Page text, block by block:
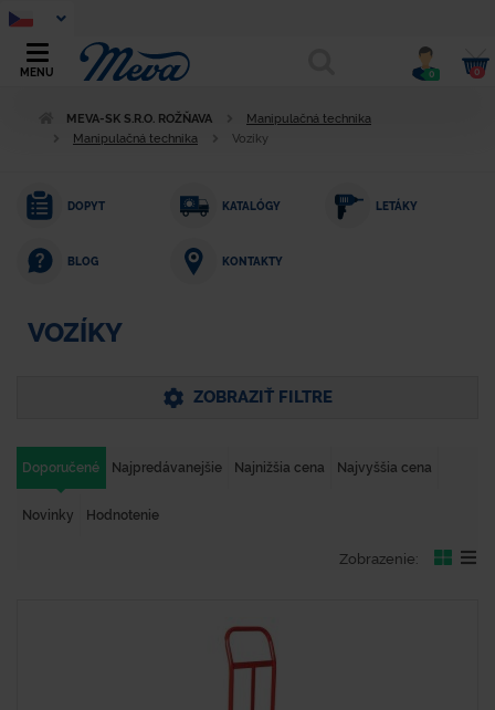
MENU 0 0
MEVA-SK S.R.O. ROŽŇAVA
Manipulačná technika
Manipulačná technika
Vozíky
DOPYT KATALÓGY LETÁKY
BLOG KONTAKTY
VOZÍKY
ZOBRAZIŤ FILTRE
Doporučené Najpredávanejšie Najnižšia cena Najvyššia cena
Novinky Hodnotenie
Zobrazenie: